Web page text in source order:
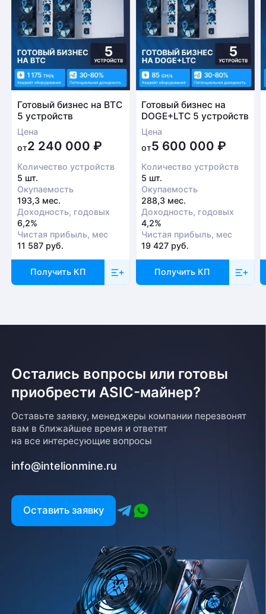
Готовый бизнес на BTC
5 устройств
Цена
от2 240 000 ₽
Количество устройств
5 шт.
Окупаемость
193,3 мес.
Доходность, годовых
6,2%
Чистая прибыль, мес
11 587 руб.
Получить КП
Готовый бизнес на
DOGE+LTC 5 устройств
Цена
от5 600 000₽
Количество устройств
5 шт.
Окупаемость
288,3 мес.
Доходность, годовых
4,2%
Чистая прибыль, мес
19 427 руб.
Получить КП
Остались вопросы или готовы
приобрести ASIC-майнер?
Оставьте заявку, менеджеры компании перезвонят
вам в ближайшее время и ответят
на все интересующие вопросы
info@intelionmine.ru
Оставить заявку